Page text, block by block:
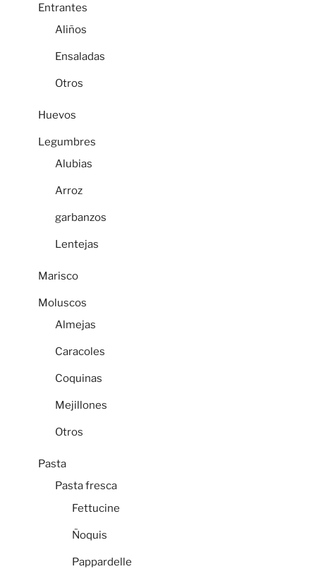
Entrantes
Aliños
Ensaladas
Otros
Huevos
Legumbres
Alubias
Arroz
garbanzos
Lentejas
Marisco
Moluscos
Almejas
Caracoles
Coquinas
Mejillones
Otros
Pasta
Pasta fresca
Fettucine
Ñoquis
Pappardelle